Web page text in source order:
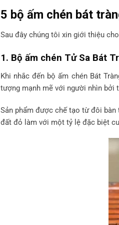
5 bộ ấm chén bát
Sau đây chúng tôi xin giới thiệu
1. Bộ ấm chén Tử Sa Bát
Khi nhắc đến bộ ấm chén Bát
tượng mạnh mẽ với người nhìn bởi
Sản phẩm được chế tạo từ đôi bàn
đất đỏ làm với một tỷ lệ đặc biệt